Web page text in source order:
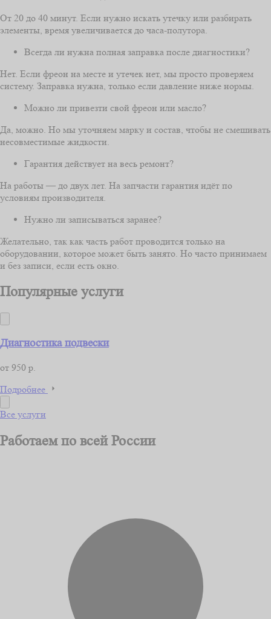
От 20 до 40 минут. Если нужно искать утечку или разбирать
элементы, время увеличивается до часа-полутора.
Всегда ли нужна полная заправка после диагностики?
Нет. Если фреон на месте и утечек нет, мы просто проверяем
систему. Заправка нужна, только если давление ниже нормы.
Можно ли привезти свой фреон или масло?
Да, можно. Но мы уточняем марку и состав, чтобы не смешивать
несовместимые жидкости.
Гарантия действует на весь ремонт?
На работы — до двух лет. На запчасти гарантия идёт по
условиям производителя.
Нужно ли записываться заранее?
Желательно, так как часть работ проводится только на
оборудовании, которое может быть занято. Но часто принимаем
и без записи, если есть окно.
Популярные услуги
Диагностика подвески
от 950 р.
Подробнее
Все услуги
Работаем по всей России